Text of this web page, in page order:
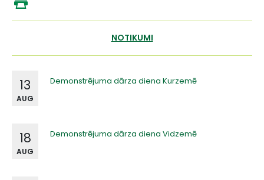
NOTIKUMI
Demonstrējuma dārza diena Kurzemē
13
AUG
Demonstrējuma dārza diena Vidzemē
18
AUG